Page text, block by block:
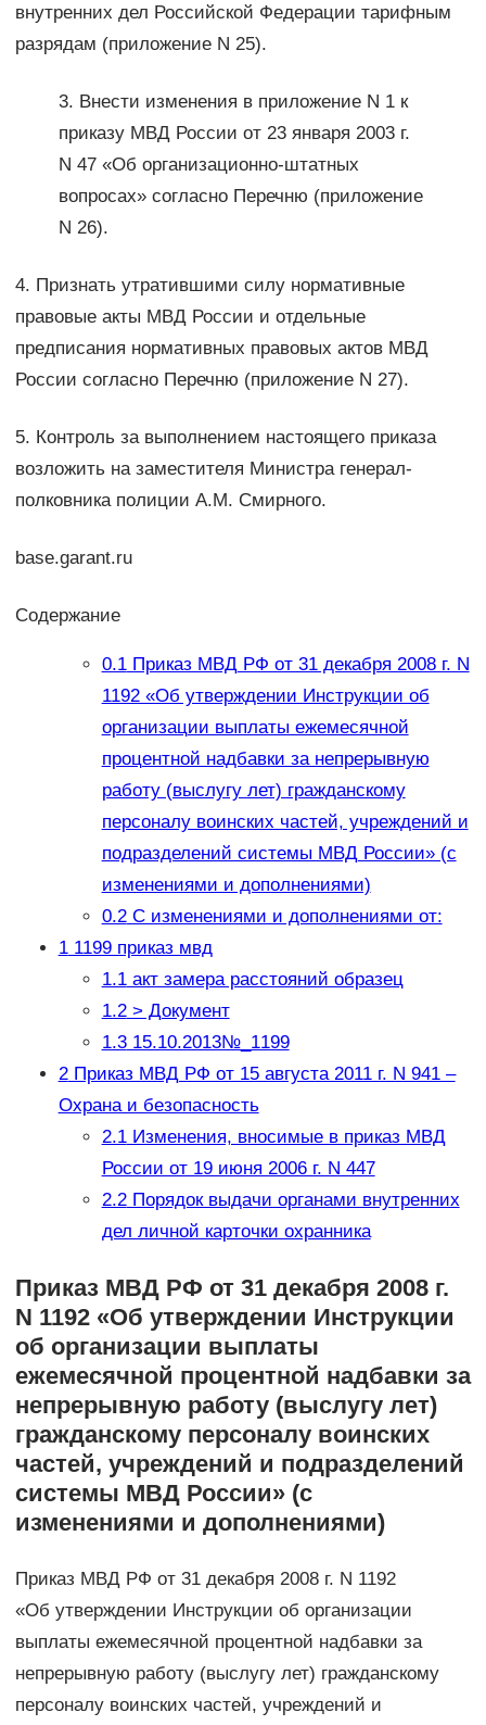
внутренних дел Российской Федерации тарифным
разрядам (приложение N 25).
3. Внести изменения в приложение N 1 к
приказу МВД России от 23 января 2003 г.
N 47 «Об организационно-штатных
вопросах» согласно Перечню (приложение
N 26).
4. Признать утратившими силу нормативные
правовые акты МВД России и отдельные
предписания нормативных правовых актов МВД
России согласно Перечню (приложение N 27).
5. Контроль за выполнением настоящего приказа
возложить на заместителя Министра генерал-
полковника полиции А.М. Смирного.
base.garant.ru
Содержание
0.1Приказ МВД РФ от 31 декабря 2008 г. N
1192 «Об утверждении Инструкции об
организации выплаты ежемесячной
процентной надбавки за непрерывную
работу (выслугу лет) гражданскому
персоналу воинских частей, учреждений и
подразделений системы МВД России» (с
изменениями и дополнениями)
0.2С изменениями и дополнениями от:
11199 приказ мвд
1.1акт замера расстояний образец
1.2> Документ
1.315.10.2013№_1199
2Приказ МВД РФ от 15 августа 2011 г. N 941 –
Охрана и безопасность
2.1Изменения, вносимые в приказ МВД
России от 19 июня 2006 г. N 447
2.2Порядок выдачи органами внутренних
дел личной карточки охранника
Приказ МВД РФ от 31 декабря 2008 г.
N 1192 «Об утверждении Инструкции
об организации выплаты
ежемесячной процентной надбавки за
непрерывную работу (выслугу лет)
гражданскому персоналу воинских
частей, учреждений и подразделений
системы МВД России» (с
изменениями и дополнениями)
Приказ МВД РФ от 31 декабря 2008 г. N 1192
«Об утверждении Инструкции об организации
выплаты ежемесячной процентной надбавки за
непрерывную работу (выслугу лет) гражданскому
персоналу воинских частей, учреждений и